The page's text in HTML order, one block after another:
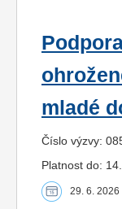
mladé
Číslo výzvy:
Platnost do:
29. 6. 2026